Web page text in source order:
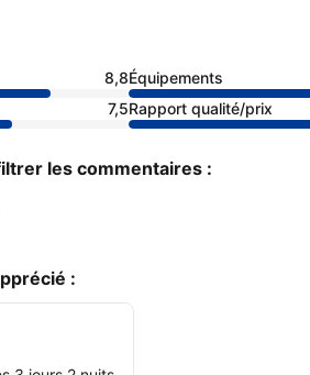
8,8Équipements
7,5Rapport qualité/prix
les commentaires :
: